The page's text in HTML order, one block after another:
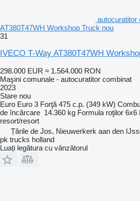
autocuratitor
AT380T47WH Workshop Truck nou
31
IVECO T-Way AT380T47WH
298.000 EUR ≈ 1.564.000 RON
Maşini comunale - autocuratitor combinat
2023
Stare nou
Euro Euro 3 Forţă 475 c.p. (349 kW)
de încărcare 14.360 kg Formula roţilor 6x6
resort/resort
Țările de Jos, Nieuwerkerk aan den
pk trucks holland
Luați legătura cu vânzătorul